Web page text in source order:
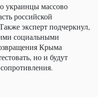
украинцы массово
российской
эксперт подчеркнул,
социальными
Крыма
но и будут